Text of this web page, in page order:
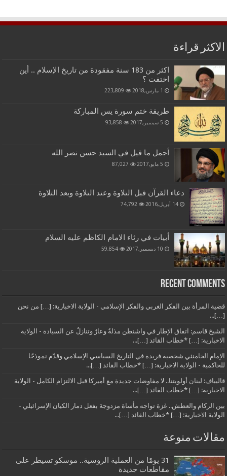
الاكثر قراءة
اكثر من 183 سنة مفقودة من تاريخ الإسلام .. أين
اختفت ؟
1 مارس,2018 223,809
طريقة ختم سورة يس المباركة
5 سبتمبر,2017 93,858
أجمل ما قيل في السيد حسن نصر الله
5 مايو,2017 87,027
دعاء القرآن قبل التلاوة وعند التلاوة وبعد التلاوة
14 أبريل,2016 74,792
أبيات في رثاء الامام الكاظم عليه السلام
10 ديسمبر,2017 59,854
Recent Comments
قضية المرأة بين الفكر الغربي والفكر الإسلامي - الولاية الاخبارية: […] من نحن
[…]...
الشيخ قاسم: اتفاق الإطار في واشنطن مذلةٌ وعارٌ وتنازلٌ عن السيادة - الولاية
الاخبارية: […] *خطاب القائد […]...
الإمام الخامنئي شخصية فريدة في التاريخ السياسي الإسلامي وقدّم نموذجًا
للحاكمية - الولاية الاخبارية: […] *خطاب القائد […]...
قاليباف: لبنان أولويتنا.. لا مفاوضات جديدة مع أميركا قبل الالتزام الكامل - الولاية
الاخبارية: […] *خطاب القائد […]...
بين الركام والعطش.. غزة تواجه مأساة مزدوجة بفعل دمار الكيان الإسرائيلي -
الولاية الاخبارية: […] *خطاب القائد […]...
مقالات منوعة
31 يومًا من العملية الروسية.. موسكو تسيطر على
مقاطعات جديدة